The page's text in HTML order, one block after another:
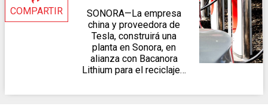
COMPARTIR
SONORA—La empresa
china y proveedora de
Tesla, construirá una
planta en Sonora, en
alianza con Bacanora
Lithium para el reciclaje…